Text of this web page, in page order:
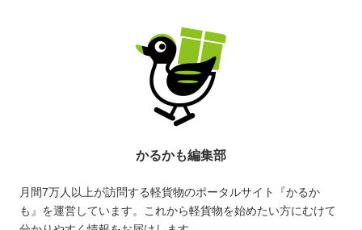
かるかも編集部
月間7万人以上が訪問する軽貨物のポータルサイト『かるか
も』を運営しています。これから軽貨物を始めたい方にむけて